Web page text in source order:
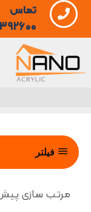
رفتن
به
محتوا
فیلتر